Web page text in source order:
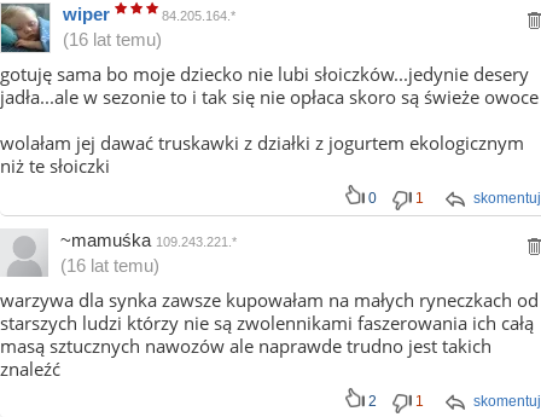
wiper 84.205.164.*
(16 lat temu)
gotuję sama bo moje dziecko nie lubi słoiczków...jedynie desery
jadła...ale w sezonie to i tak się nie opłaca skoro są świeże owoce
wolałam jej dawać truskawki z działki z jogurtem ekologicznym
niż te słoiczki
skomentuj
0 1
~mamuśka 109.243.221.*
(16 lat temu)
warzywa dla synka zawsze kupowałam na małych ryneczkach od
starszych ludzi którzy nie są zwolennikami faszerowania ich całą
masą sztucznych nawozów ale naprawde trudno jest takich
znaleźć
skomentuj
2 1